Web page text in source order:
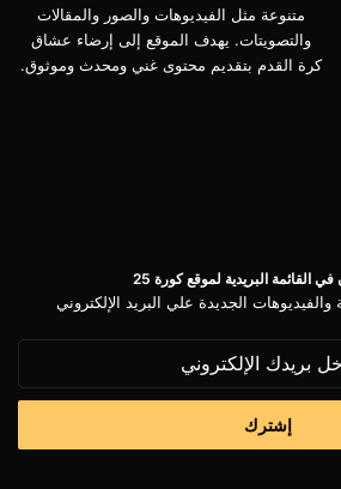
متنوعة مثل الفيديوهات والصور والمقالات
والتصويتات. يهدف الموقع إلى إرضاء عشاق
كرة القدم بتقديم محتوى غني ومحدث وموثوق.
القائمة البريدية لموقع كورة 25
والفيديوهات الجديدة علي البريد الإلكتروني